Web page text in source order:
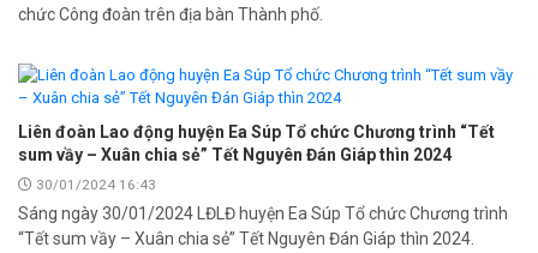
chức Công đoàn trên địa bàn Thành phố.
Liên đoàn Lao động huyện Ea Súp Tổ chức Chương trình “Tết
sum vầy – Xuân chia sẻ” Tết Nguyên Đán Giáp thìn 2024
30/01/2024 16:43
Sáng ngày 30/01/2024 LĐLĐ huyện Ea Súp Tổ chức Chương trình
“Tết sum vầy – Xuân chia sẻ” Tết Nguyên Đán Giáp thìn 2024.